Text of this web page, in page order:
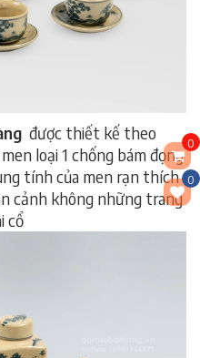
0
0
được thiết kế theo
loại 1 chống bám đọng
tính của men rạn thích
cảnh không những trang
cổ